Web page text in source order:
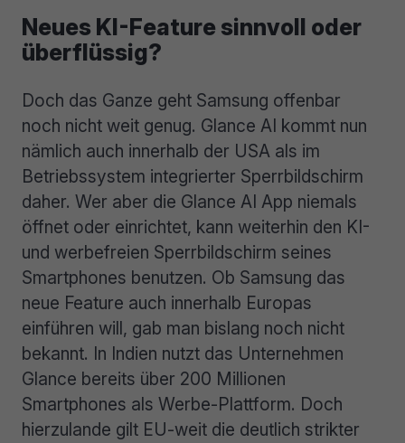
Neues KI-Feature sinnvoll oder
überflüssig?
Doch das Ganze geht Samsung offenbar
noch nicht weit genug. Glance AI kommt nun
nämlich auch innerhalb der USA als im
Betriebssystem integrierter Sperrbildschirm
daher. Wer aber die Glance AI App niemals
öffnet oder einrichtet, kann weiterhin den KI-
und werbefreien Sperrbildschirm seines
Smartphones benutzen. Ob Samsung das
neue Feature auch innerhalb Europas
einführen will, gab man bislang noch nicht
bekannt. In Indien nutzt das Unternehmen
Glance bereits über 200 Millionen
Smartphones als Werbe-Plattform. Doch
hierzulande gilt EU-weit die deutlich strikter